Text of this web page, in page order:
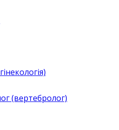
(вертебролог)